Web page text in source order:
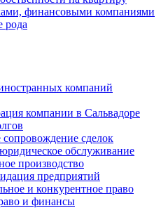
финансовыми компаниями
рода
компаний
компании в Сальвадоре
сделок
обслуживание
производство
предприятий
и конкурентное право
и финансы